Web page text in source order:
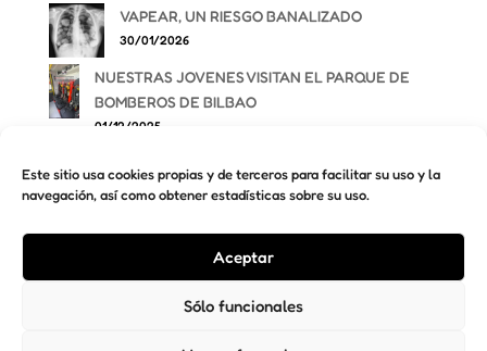
Este sitio usa cookies propias y de terceros para facilitar su uso y la
navegación, así como obtener estadísticas sobre su uso.
Aceptar
Sólo funcionales
VAPEAR, UN RIESGO BANALIZADO
30/01/2026
NUESTRAS JOVENES VISITAN EL PARQUE DE
BOMBEROS DE BILBAO
01/12/2025
AVISO LEGAL PRIVACIDAD
COOKIES
TÉRMINOS Y CONDICIONES